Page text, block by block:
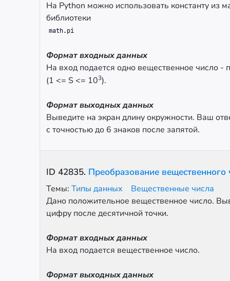
На Python можно использовать константу из
библиотеки
math.pi
Формат входных данных
На вход подается одно вещественное число -
(1 <= S <= 103).
Формат выходных данных
Выведите на экран длину окружности. Ваш
с точностью до 6 знаков после запятой.
ID 42835. Преобразование вещественного
Темы: Типы данных
Вещественные числа
Дано положительное вещественное число.
цифру после десятичной точки.
Формат входных данных
На вход подается вещественное число.
Формат выходных данных